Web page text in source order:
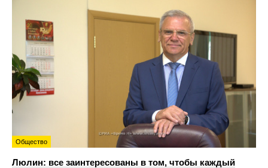
Общество
Люлин: все заинтересованы в том, чтобы каждый